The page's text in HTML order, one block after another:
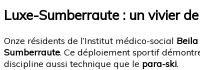
Luxe-Sumberraute : un vivier
Onze résidents de l’Institut médico-social
Sumberraute. Ce déploiement sportif
discipline aussi technique que le para-ski.